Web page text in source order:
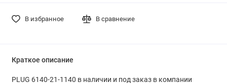
В избранное В сравнение
Краткое описание
PLUG 6140-21-1140 в наличии и под заказ в компании